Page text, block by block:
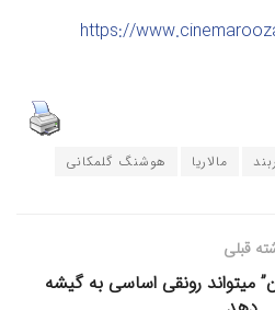
https://
مالاریا هوشنگ گلمکانی
قبلی
حبیب اسماعیلی: “ناردون” می‎تواند رونقی اساسی به گیشه